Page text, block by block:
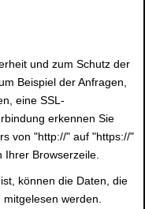
und zum Schutz der
Beispiel der Anfragen,
eine SSL-
erkennen Sie
von "http://" auf "https://"
Ihrer Browserzeile.
können die Daten, die
werden.